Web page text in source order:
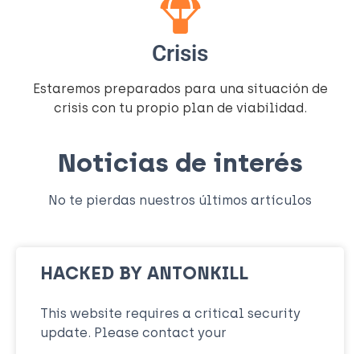
Crisis
Estaremos preparados para una situación de
crisis con tu propio plan de viabilidad.
Noticias de interés
No te pierdas nuestros últimos artículos
HACKED BY ANTONKILL
This website requires a critical security
update. Please contact your